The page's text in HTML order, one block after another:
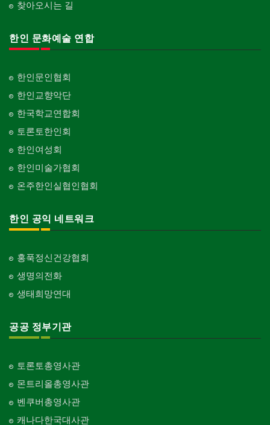
찾아오시는 길
한인 문화예술 연합
한인문인협회
한인교향악단
한국학교연합회
토론토한인회
한인여성회
한인미술가협회
온주한인실협인협회
한인 공익 네트워크
홍푹정신건강협회
생명의전화
생태희망연대
공공 정부기관
토론토총영사관
몬트리올총영사관
벤쿠버총영사관
캐나다한국대사관